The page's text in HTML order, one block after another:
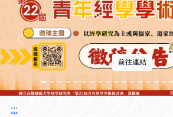
前往連結
上一張
:::